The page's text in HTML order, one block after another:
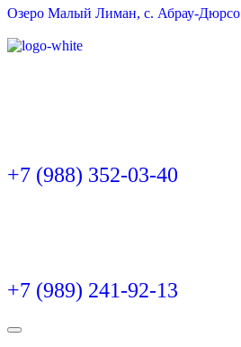
Озеро Малый Лиман, с. Абрау-Дюрсо
+7 (988) 352-03-40
+7 (989) 241-92-13